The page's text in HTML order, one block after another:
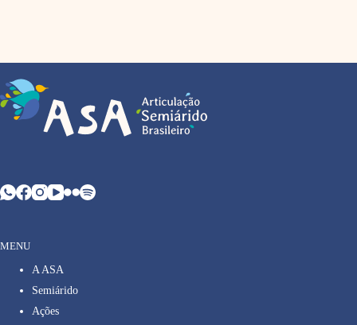
MENU
A ASA
Semiárido
Ações